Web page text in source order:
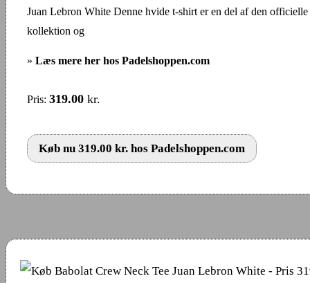
Juan Lebron White Denne hvide t-shirt er en del af den
kollektion og
» Læs mere her hos Padelshoppen.com
Pris: 319.00 kr.
Køb nu 319.00 kr. hos Padelshoppen.com